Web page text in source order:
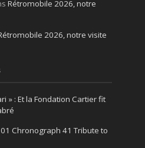
Rétromobile 2026, notre
2026, notre visite
» : Et la Fondation Cartier fit
Chronograph 41 Tribute to